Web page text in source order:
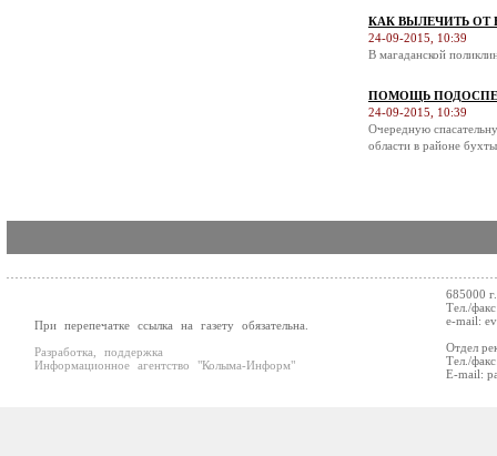
КАК ВЫЛЕЧИТЬ ОТ
24-09-2015, 10:39
В магаданской
ПОМОЩЬ
24-09-2015, 10:39
Очередную
области в районе
При перепечатке ссылка на газету обязательна.
Разработка, поддержка
Информационное агентство "Колыма-Информ"
685000
Тел./
e-mail:
Отдел
Тел./
E-mail: